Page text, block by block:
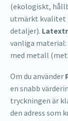
(ekologiskt,
utmärkt kvalitet
detaljer).
vanliga material:
med metall
Om du använder
en snabb
tryckningen är
den adress som